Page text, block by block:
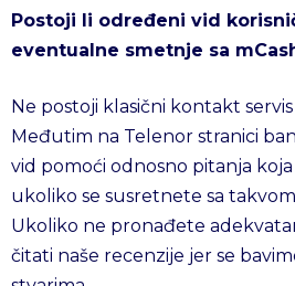
Postoji li određeni vid
eventualne smetnje sa
Ne postoji klasični kontakt
Međutim na Telenor stranici
vid pomoći odnosno pitanja
ukoliko se susretnete sa
Ukoliko ne pronađete
čitati naše recenzije jer se